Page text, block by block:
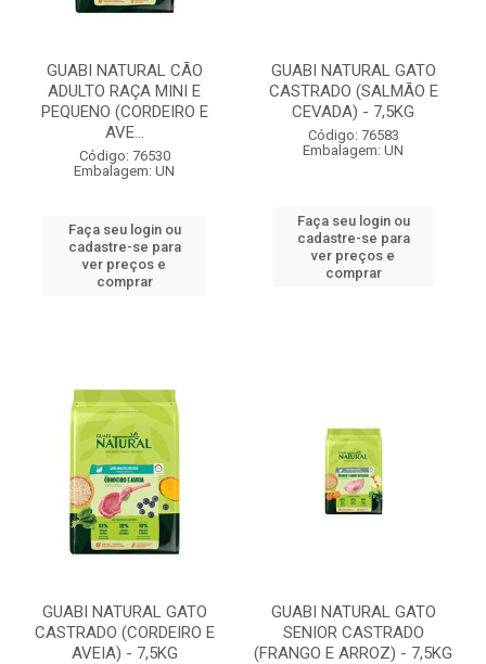
GUABI NATURAL CÃO
ADULTO RAÇA MINI E
PEQUENO (CORDEIRO E
AVE...
Código: 76530
Embalagem: UN
Faça seu login ou
cadastre-se para
ver preços e
comprar
GUABI NATURAL GATO
CASTRADO (SALMÃO E
CEVADA) - 7,5KG
Código: 76583
Embalagem: UN
Faça seu login ou
cadastre-se para
ver preços e
comprar
GUABI NATURAL GATO
CASTRADO (CORDEIRO E
AVEIA) - 7,5KG
GUABI NATURAL GATO
SENIOR CASTRADO
(FRANGO E ARROZ) - 7,5KG